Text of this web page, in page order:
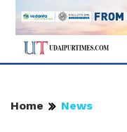
Home News